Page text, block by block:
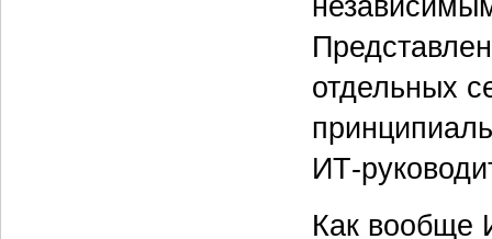
отдельных
ИТ-
Как вообще